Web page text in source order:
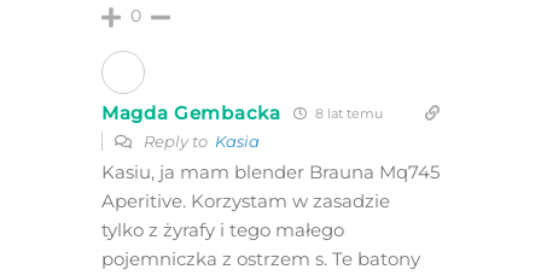
0
Magda Gembacka 8 lat temu
Reply to Kasia
Kasiu, ja mam blender Brauna Mq745
Aperitive. Korzystam w zasadzie
tylko z żyrafy i tego małego
pojemniczka z ostrzem s. Te batony